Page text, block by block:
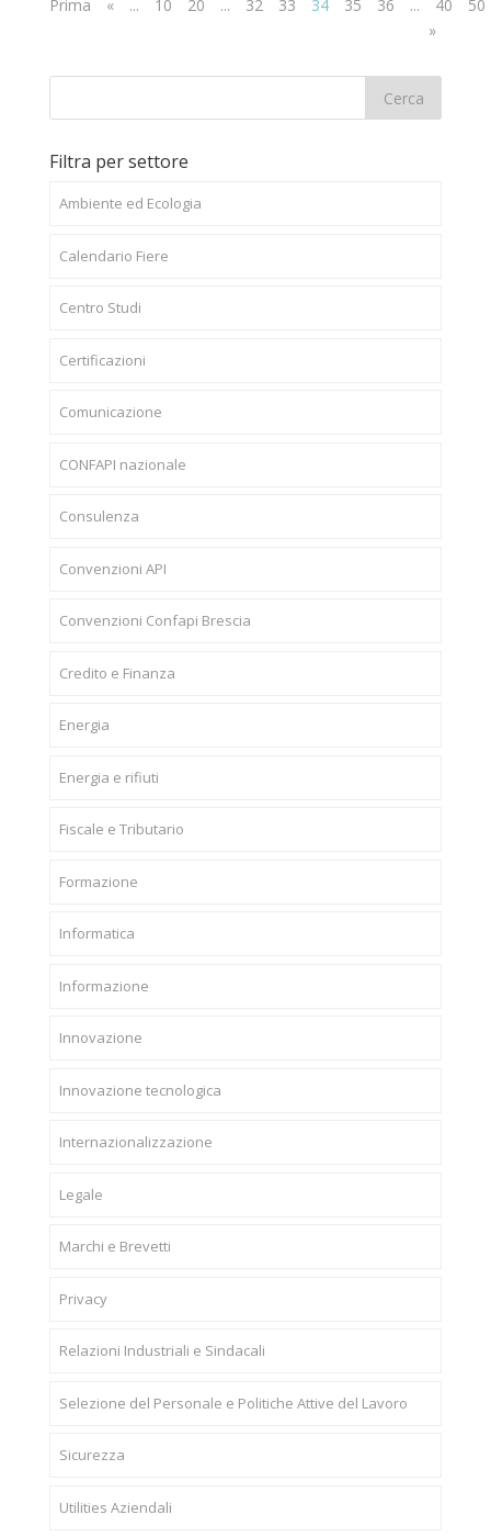
Prima
« ... 10 20 ... 32 33 34 35 36 ... 40
50
»
Filtra per settore
Ambiente ed Ecologia
Calendario Fiere
Centro Studi
Certificazioni
Comunicazione
CONFAPI nazionale
Consulenza
Convenzioni API
Convenzioni Confapi Brescia
Credito e Finanza
Energia
Energia e rifiuti
Fiscale e Tributario
Formazione
Informatica
Informazione
Innovazione
Innovazione tecnologica
Internazionalizzazione
Legale
Marchi e Brevetti
Privacy
Relazioni Industriali e Sindacali
Selezione del Personale e Politiche Attive del Lavoro
Sicurezza
Utilities Aziendali